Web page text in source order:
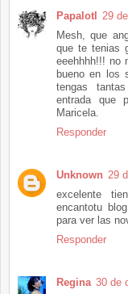
Papalotl 29
Mesh, que
que te tenias
eeehhhh!!! no
bueno en los
tengas
entrada que
Maricela.
Responder
Unknown 29
excelente
encantotu
para ver las
Responder
Regina 30 de